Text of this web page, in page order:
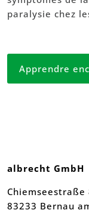
paralysie chez
Apprendre
albrecht GmbH
Chiemseestraße
83233 Bernau